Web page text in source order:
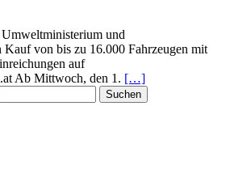
und
Kauf von bis zu 16.000 Fahrzeugen mit
auf
Ab Mittwoch, den 1. […]